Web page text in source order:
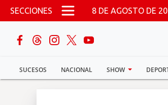
Pasar al contenido principal
SECCIONES 8 DE AGOSTO DE
SUCESOS NACIONAL SHOW
buscar
Sucesos